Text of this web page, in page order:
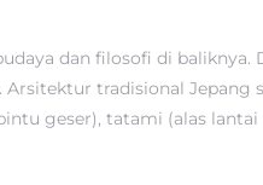
dan filosofi di baliknya.
tradisional
geser), tatami (alas